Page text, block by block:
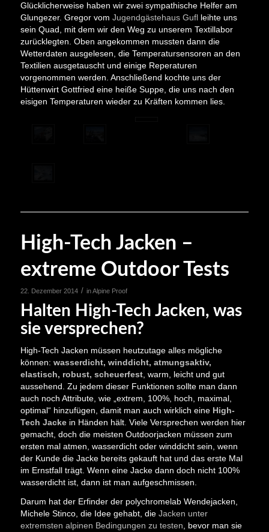
Glücklicherweise haben wir zwei sympathische Helfer am
Glungezer. Gregor vom Jugendgästehaus Guflleihte uns
sein Quad, mit dem wir den Weg zu unserem Textillabor
zurücklegten. Oben angekommen mussten dann die
Wetterdaten ausgelesen, die Temperatursensoren an den
Textilien ausgetauscht und einige Reperaturen
vorgenommen werden. Anschließend kochte uns der
Hüttenwirt Gottfried eine heiße Suppe, die uns nach den
eisigen Temperaturen wieder zu Kräften kommen lies.
High-Tech Jacken –
extreme Outdoor Tests
22. Dezember 2014 / inAlpine Proof
Halten High-Tech Jacken, was
sie versprechen?
High-Tech Jacken müssen heutzutage alles mögliche
können: wasserdicht, winddicht, atmungsaktiv,
elastisch, robust, scheuerfest, warm, leicht und gut
aussehend. Zu jedem dieser Funktionen sollte man dann
auch noch Attribute, wie „extrem, 100%, hoch, maximal,
optimal“ hinzufügen, damit man auch wirklich eine High-
Tech Jackein Händen hält. Viele Versprechen werden hier
gemacht, doch die meisten Outdoorjacken müssen zum
ersten mal atmen, wasserdicht oder winddicht sein, wenn
der Kunde die Jacke bereits gekauft hat und das erste Mal
im Ernstfall trägt. Wenn eine Jacke dann doch nicht 100%
wasserdicht ist, dann ist man aufgeschmissen.
Darum hat der Erfinder der polychromelab Wendejacken,
Michele Stinco, die Idee gehabt, die Jacken unter
extremsten alpinen Bedingungen zu testen, bevor man sie